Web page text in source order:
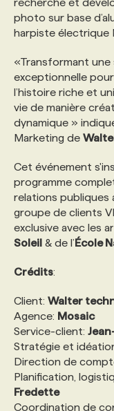
NOS
POURQUOI
ANNONCEZ
FAQ
recherche et
photo sur base
harpiste électrique
«Transformant une
exceptionnelle
l’histoire riche et
vie de manière
dynamique »
Marketing de
Cet événement
programme
relations publiques
groupe de clients
exclusive avec les
Soleil & de l’École
Crédits:
Client: Walter
Agence: Mosaic
Service-client:
Stratégie et
Direction de
Planification,
Fredette
Coordination de